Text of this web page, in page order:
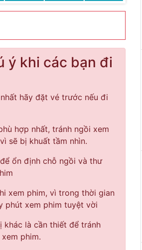
ý khi các bạn đi
hãy đặt vé trước nếu đi
hợp nhất, tránh ngồi xem
sẽ bị khuất tầm nhìn.
ổn định chỗ ngồi và thư
xem phim, vì trong thời gian
phút xem phim tuyệt vời
khác là cần thiết để tránh
phim.